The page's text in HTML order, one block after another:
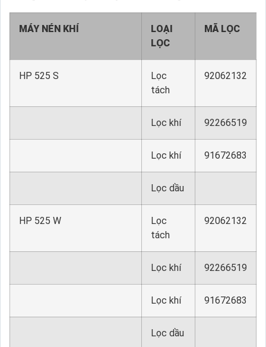
MÁY NÉN KHÍ
LOẠI
LỌC
MÃ LỌC
HP 525 S
Lọc
tách
92062132
Lọc khí 92266519
Lọc khí 91672683
Lọc dầu
HP 525 W
Lọc
tách
92062132
Lọc khí 92266519
Lọc khí 91672683
Lọc dầu